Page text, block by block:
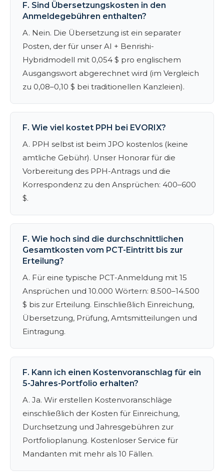
F. Sind Übersetzungskosten in den
Anmeldegebühren enthalten?
A. Nein. Die Übersetzung ist ein separater
Posten, der für unser AI + Benrishi-
Hybridmodell mit 0,054 $ pro englischem
Ausgangswort abgerechnet wird (im Vergleich
zu 0,08–0,10 $ bei traditionellen Kanzleien).
F. Wie viel kostet PPH bei EVORIX?
A. PPH selbst ist beim JPO kostenlos (keine
amtliche Gebühr). Unser Honorar für die
Vorbereitung des PPH-Antrags und die
Korrespondenz zu den Ansprüchen: 400–600
$.
F. Wie hoch sind die durchschnittlichen
Gesamtkosten vom PCT-Eintritt bis zur
Erteilung?
A. Für eine typische PCT-Anmeldung mit 15
Ansprüchen und 10.000 Wörtern: 8.500–14.500
$ bis zur Erteilung. Einschließlich Einreichung,
Übersetzung, Prüfung, Amtsmitteilungen und
Eintragung.
F. Kann ich einen Kostenvoranschlag für ein
5-Jahres-Portfolio erhalten?
A. Ja. Wir erstellen Kostenvoranschläge
einschließlich der Kosten für Einreichung,
Durchsetzung und Jahresgebühren zur
Portfolioplanung. Kostenloser Service für
Mandanten mit mehr als 10 Fällen.